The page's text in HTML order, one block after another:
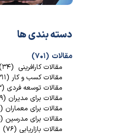
مقالات (۷۰۱)
مقالات کارافرینی (۳۴)
مقالات کسب و کار (۳۱۱)
مقالات توسعه فردی (۱۰۳)
مقالات برای مدیران (۱۳۹)
مقالات برای معماران (۲۹)
مقالات برای مدرسین (۱۵)
مقالات بازاریابی (۷۶)
دسته بندی ها